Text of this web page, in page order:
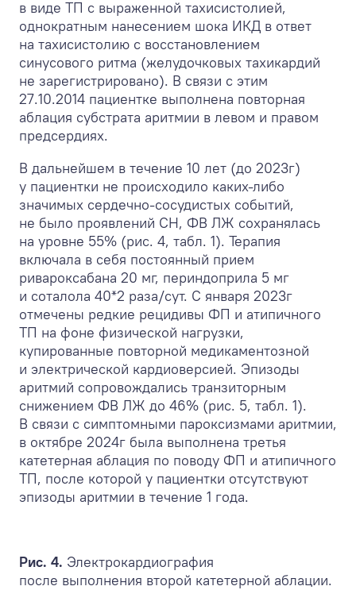
в виде ТП с выраженной тахисистолией,
однократным нанесением шока ИКД в ответ
на тахисистолию с восстановлением
синусового ритма (желудочковых тахикардий
не зарегистрировано). В связи с этим
27.10.2014 пациентке выполнена повторная
аблация субстрата аритмии в левом и правом
предсердиях.
В дальнейшем в течение 10 лет (до 2023г)
у пациентки не происходило каких-либо
значимых сердечно-сосудистых событий,
не было проявлений СН, ФВ ЛЖ сохранялась
на уровне 55% (рис. 4, табл. 1). Терапия
включала в себя постоянный прием
ривароксабана 20 мг, периндоприла 5 мг
и соталола 40*2 раза/сут. С января 2023г
отмечены редкие рецидивы ФП и атипичного
ТП на фоне физической нагрузки,
купированные повторной медикаментозной
и электрической кардиоверсией. Эпизоды
аритмий сопровождались транзиторным
снижением ФВ ЛЖ до 46% (рис. 5, табл. 1).
В связи с симптомными пароксизмами аритмии,
в октябре 2024г была выполнена третья
катетерная аблация по поводу ФП и атипичного
ТП, после которой у пациентки отсутствуют
эпизоды аритмии в течение 1 года.
Рис. 4. Электрокардиография
после выполнения второй катетерной аблации.